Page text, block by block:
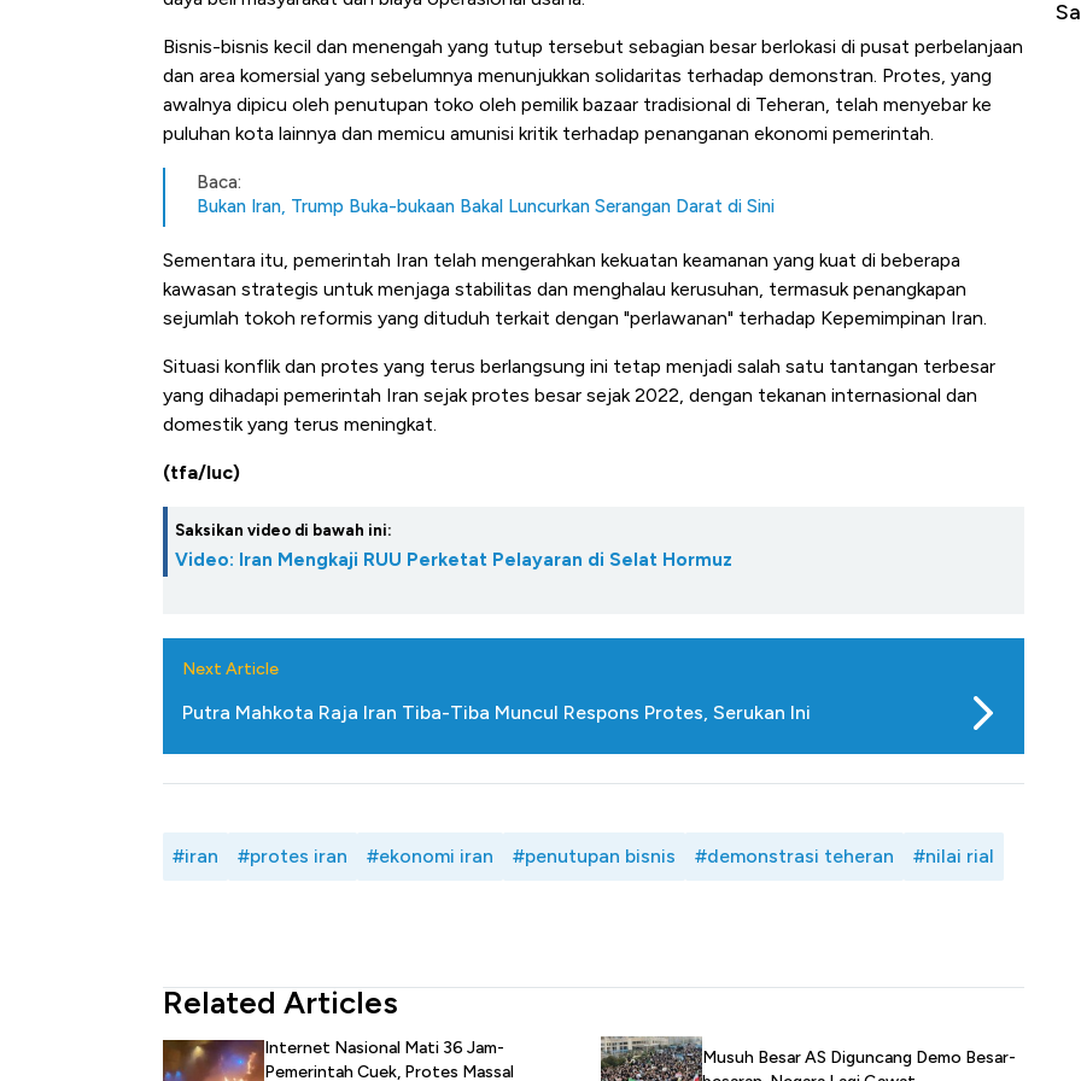
Bisnis-bisnis kecil dan menengah yang tutup tersebut sebagian besar berlokasi di pusat perbelanjaan
dan area komersial yang sebelumnya menunjukkan solidaritas terhadap demonstran. Protes, yang
awalnya dipicu oleh penutupan toko oleh pemilik bazaar tradisional di Teheran, telah menyebar ke
puluhan kota lainnya dan memicu amunisi kritik terhadap penanganan ekonomi pemerintah.
Baca:
Bukan Iran, Trump Buka-bukaan Bakal Luncurkan Serangan Darat di Sini
Sementara itu, pemerintah Iran telah mengerahkan kekuatan keamanan yang kuat di beberapa
kawasan strategis untuk menjaga stabilitas dan menghalau kerusuhan, termasuk penangkapan
sejumlah tokoh reformis yang dituduh terkait dengan "perlawanan" terhadap Kepemimpinan Iran.
Situasi konflik dan protes yang terus berlangsung ini tetap menjadi salah satu tantangan terbesar
yang dihadapi pemerintah Iran sejak protes besar sejak 2022, dengan tekanan internasional dan
domestik yang terus meningkat.
(tfa/luc)
Saksikan video di bawah ini:
Video: Iran Mengkaji RUU Perketat Pelayaran di Selat Hormuz
Next Article
Putra Mahkota Raja Iran Tiba-Tiba Muncul Respons Protes, Serukan Ini
#iran #protes iran #ekonomi iran #penutupan bisnis #demonstrasi teheran #nilai rial
Related Articles
Internet Nasional Mati 36 Jam-
Pemerintah Cuek, Protes Massal
Musuh Besar AS Diguncang Demo Besar-
di Jaman Dulu